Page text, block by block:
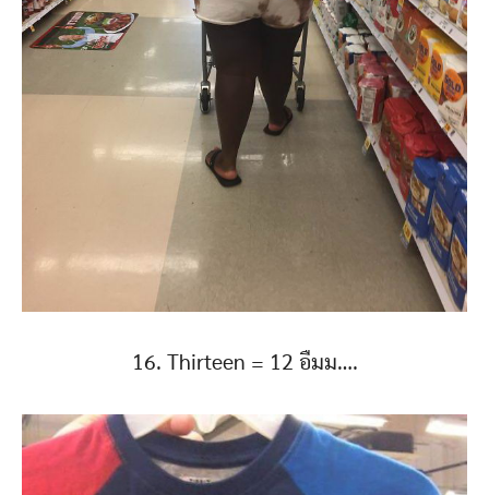
16. Thirteen = 12 อืมม….